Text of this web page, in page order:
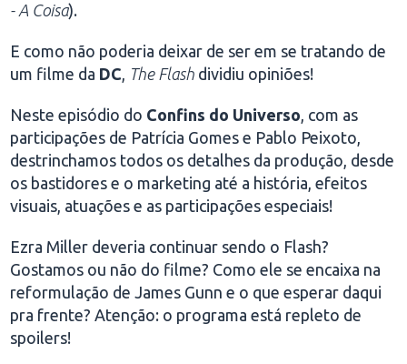
- A Coisa).
E como não poderia deixar de ser em se tratando de
um filme da DC, The Flash dividiu opiniões!
Neste episódio do Confins do Universo, com as
participações de Patrícia Gomes e Pablo Peixoto,
destrinchamos todos os detalhes da produção, desde
os bastidores e o marketing até a história, efeitos
visuais, atuações e as participações especiais!
Ezra Miller deveria continuar sendo o Flash?
Gostamos ou não do filme? Como ele se encaixa na
reformulação de James Gunn e o que esperar daqui
pra frente? Atenção: o programa está repleto de
spoilers!